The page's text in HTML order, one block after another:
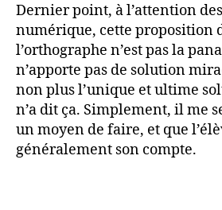
Dernier point, à l’attention
numérique, cette proposition
l’orthographe n’est pas la
n’apporte pas de solution
non plus l’unique et ultime
n’a dit ça. Simplement, il me
un moyen de faire, et que
généralement son compte.